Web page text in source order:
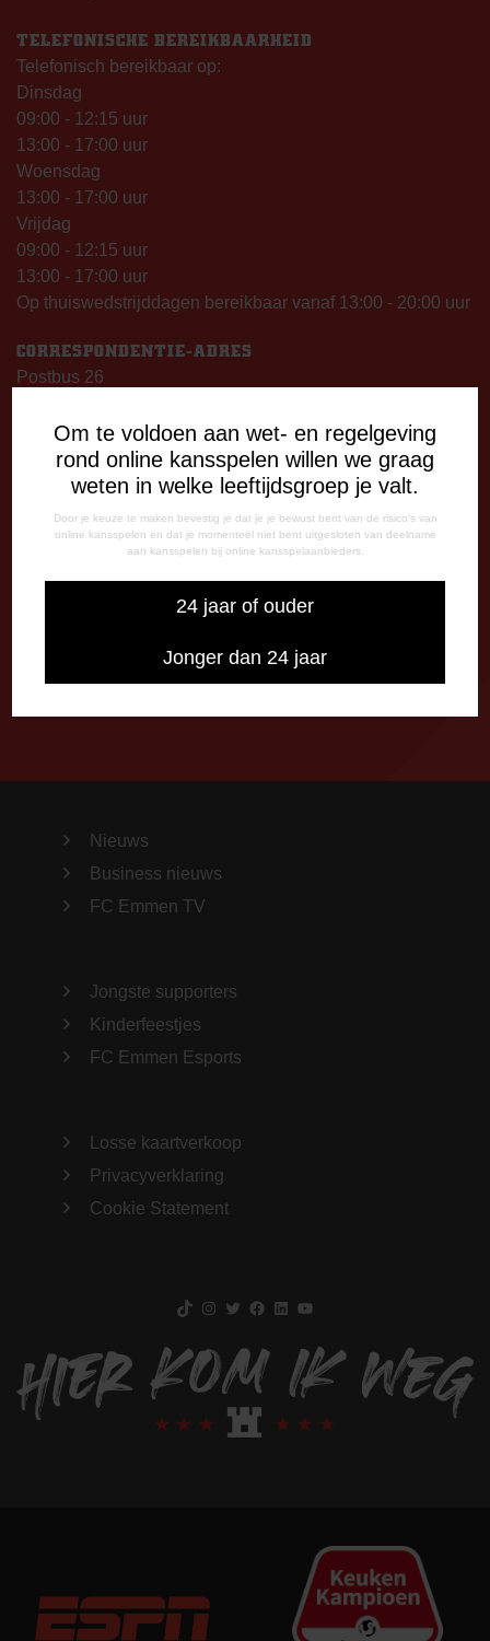
Om te voldoen aan wet- en regelgeving
rond online kansspelen willen we graag
weten in welke leeftijdsgroep je valt.
Door je keuze te maken bevestig je dat je je bewust bent van de risico's van
online kansspelen en dat je momenteel niet bent uitgesloten van deelname
aan kansspelen bij online kansspelaanbieders.
24 jaar of ouder
Jonger dan 24 jaar
TELEFONISCHE BEREIKBAARHEID
Telefonisch bereikbaar op:
Dinsdag
09:00 - 12:15 uur
13:00 - 17:00 uur
Woensdag
13:00 - 17:00 uur
Vrijdag
09:00 - 12:15 uur
13:00 - 17:00 uur
Op thuiswedstrijddagen bereikbaar vanaf 13:00 - 20:00 uur
CORRESPONDENTIE-ADRES
Postbus 26
CONTACT
0591-670670
info@fcemmen.nl
Importeer alle wedstrijden in je agenda!
Nieuws
Business nieuws
FC Emmen TV
Jongste supporters
Kinderfeestjes
FC Emmen Esports
Losse kaartverkoop
Privacyverklaring
Cookie Statement